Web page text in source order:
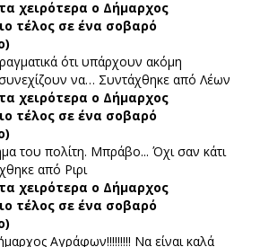
χειρότερα ο Δήμαρχος
τέλος σε ένα σοβαρό
ότι υπάρχουν ακόμη
να… Συντάχθηκε από Λέων
χειρότερα ο Δήμαρχος
τέλος σε ένα σοβαρό
του πολίτη. Μπράβο... Όχι σαν κάτι
από Ριρι
χειρότερα ο Δήμαρχος
τέλος σε ένα σοβαρό
Αγράφων!!!!!!!!! Να είναι καλά